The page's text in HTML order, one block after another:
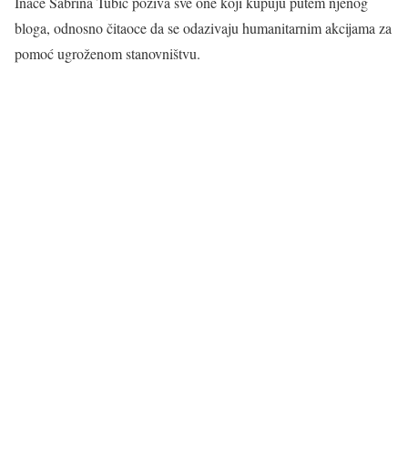
bloga, odnosno čitaoce da se odazivaju humanitarnim akcijama za
pomoć ugroženom stanovništvu.